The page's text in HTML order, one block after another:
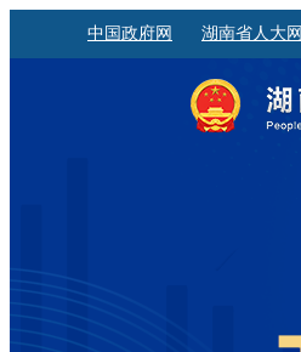
中国政府网 湖南省人大网